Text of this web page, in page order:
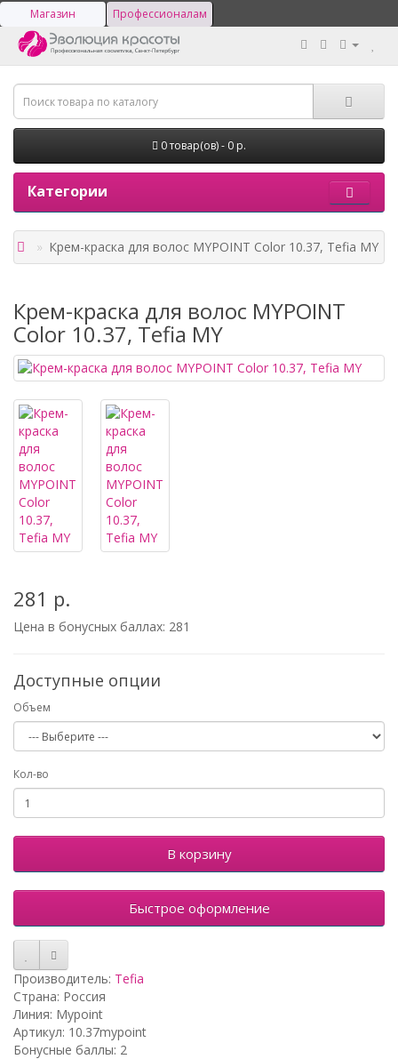
Магазин Профессионалам
0 товар(ов) - 0 р.
Категории
Крем-краска для волос MYPOINT Color 10.37, Tefia MY
Крем-краска для волос MYPOINT
Color 10.37, Tefia MY
281 р.
Цена в бонусных баллах: 281
Доступные опции
Объем
Кол-во
В корзину
Быстрое оформление
Производитель: Tefia
Страна: Россия
Линия: Mypoint
Артикул: 10.37mypoint
Бонусные баллы: 2